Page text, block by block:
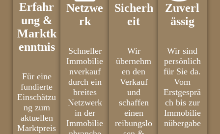
Erfahr
ung &
Marktk
enntnis
Für eine
fundierte
Einschätzu
ng zum
aktuellen
Marktpreis
Netzwe
rk
Schneller
Immobilie
nverkauf
durch ein
breites
Netzwerk
in der
Immobilie
Sicherh
eit
Wir
übernehm
en den
Verkauf
und
schaffen
einen
reibungslo
Zuverl
ässig
Wir sind
persönlich
für Sie da.
Vom
Erstgesprä
ch bis zur
Immobilie
nübergabe